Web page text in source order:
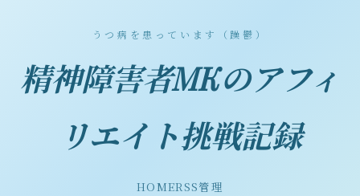
うつ病を患っています（躁鬱）
精神障害者MKのアフィ
リエイト挑戦記録
HOMERSS管理